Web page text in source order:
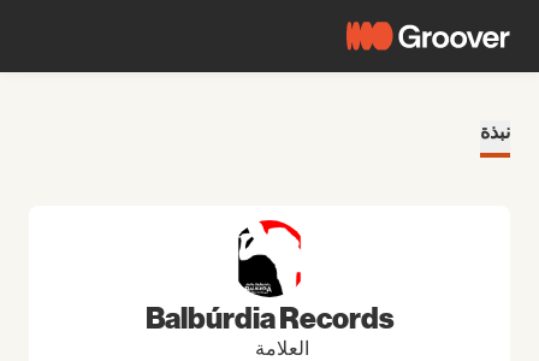
نبذة
Balbúrdia Records
العلامة